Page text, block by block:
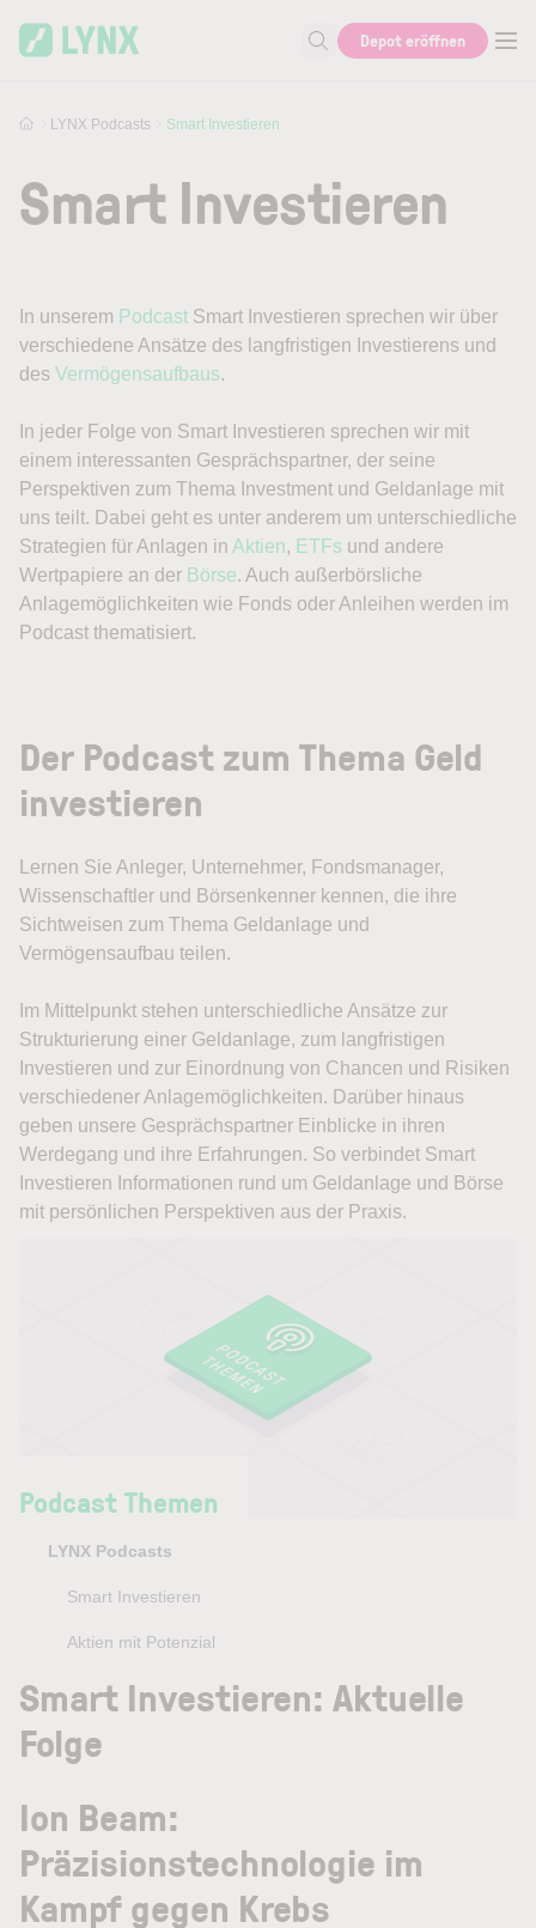
Suche nach Aktie, Autor...
Depot eröffnen
LYNX Podcasts Smart Investieren
Smart Investieren
In unserem Podcast Smart Investieren sprechen wir über
verschiedene Ansätze des langfristigen Investierens und
des Vermögensaufbaus.
In jeder Folge von Smart Investieren sprechen wir mit
einem interessanten Gesprächspartner, der seine
Perspektiven zum Thema Investment und Geldanlage mit
uns teilt. Dabei geht es unter anderem um unterschiedliche
Strategien für Anlagen in Aktien, ETFs und andere
Wertpapiere an der Börse. Auch außerbörsliche
Anlagemöglichkeiten wie Fonds oder Anleihen werden im
Podcast thematisiert.
Der Podcast zum Thema Geld
investieren
Lernen Sie Anleger, Unternehmer, Fondsmanager,
Wissenschaftler und Börsenkenner kennen, die ihre
Sichtweisen zum Thema Geldanlage und
Vermögensaufbau teilen.
Im Mittelpunkt stehen unterschiedliche Ansätze zur
Strukturierung einer Geldanlage, zum langfristigen
Investieren und zur Einordnung von Chancen und Risiken
verschiedener Anlagemöglichkeiten. Darüber hinaus
geben unsere Gesprächspartner Einblicke in ihren
Werdegang und ihre Erfahrungen. So verbindet Smart
Investieren Informationen rund um Geldanlage und Börse
mit persönlichen Perspektiven aus der Praxis.
Podcast Themen
LYNX Podcasts
Smart Investieren
Aktien mit Potenzial
Smart Investieren: Aktuelle
Folge
Ion Beam:
Präzisionstechnologie im
Kampf gegen Krebs